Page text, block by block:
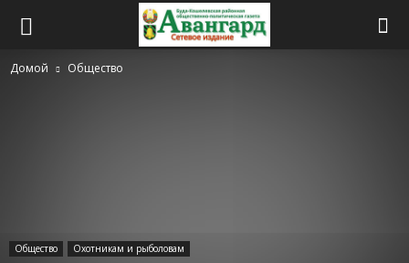
Домой Общество
Общество Охотникам и рыболовам